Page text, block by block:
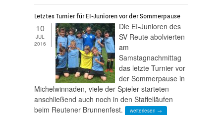
Letztes Turnier für EI-Junioren vor der Sommerpause
10
JUL
2016
Die EI-Junioren des
SV Reute abolvierten
am
Samstagnachmittag
das letzte Turnier vor
der Sommerpause in
Michelwinnaden, viele der Spieler starteten
anschließend auch noch in den Staffelläufen
beim Reutener Brunnenfest.
weiterlesen →